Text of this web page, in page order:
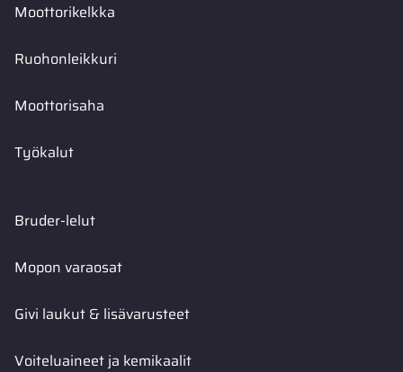
Moottorikelkka
Ruohonleikkuri
Moottorisaha
Työkalut
Bruder-lelut
Mopon varaosat
Givi laukut & lisävarusteet
Voiteluaineet ja kemikaalit